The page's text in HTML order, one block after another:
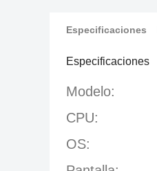
Especificaciones
Especificaciones
Modelo:
CPU:
OS: